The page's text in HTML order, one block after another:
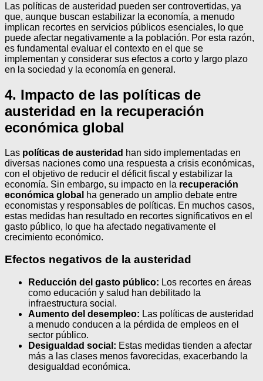
Las políticas de austeridad pueden ser controvertidas, ya
que, aunque buscan estabilizar la economía, a menudo
implican recortes en servicios públicos esenciales, lo que
puede afectar negativamente a la población. Por esta razón,
es fundamental evaluar el contexto en el que se
implementan y considerar sus efectos a corto y largo plazo
en la sociedad y la economía en general.
4. Impacto de las políticas de
austeridad en la recuperación
económica global
Las políticas de austeridad han sido implementadas en
diversas naciones como una respuesta a crisis económicas,
con el objetivo de reducir el déficit fiscal y estabilizar la
economía. Sin embargo, su impacto en la recuperación
económica global ha generado un amplio debate entre
economistas y responsables de políticas. En muchos casos,
estas medidas han resultado en recortes significativos en el
gasto público, lo que ha afectado negativamente el
crecimiento económico.
Efectos negativos de la austeridad
Reducción del gasto público: Los recortes en áreas
como educación y salud han debilitado la
infraestructura social.
Aumento del desempleo: Las políticas de austeridad
a menudo conducen a la pérdida de empleos en el
sector público.
Desigualdad social: Estas medidas tienden a afectar
más a las clases menos favorecidas, exacerbando la
desigualdad económica.